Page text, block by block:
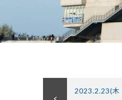
2023.2.23(木